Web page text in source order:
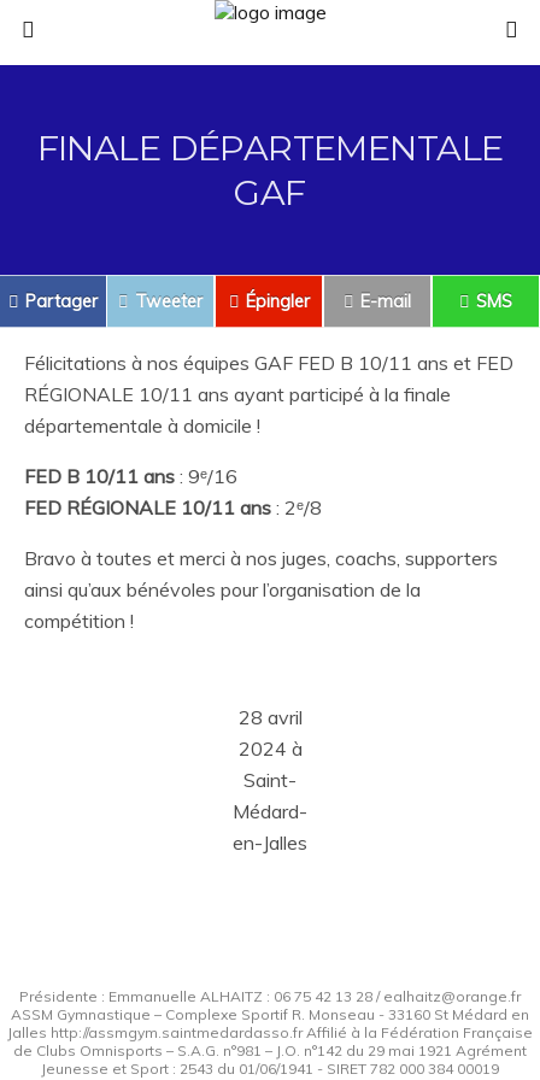
FINALE DÉPARTEMENTALE
GAF
Partager Tweeter Épingler E-mail SMS
Félicitations à nos équipes GAF FED B 10/11 ans et FED
RÉGIONALE 10/11 ans ayant participé à la finale
départementale à domicile !
FED B 10/11 ans : 9ᵉ/16
FED RÉGIONALE 10/11 ans : 2ᵉ/8
Bravo à toutes et merci à nos juges, coachs, supporters
ainsi qu’aux bénévoles pour l’organisation de la
compétition !
28 avril
2024 à
Saint-
Médard-
en-Jalles
Présidente : Emmanuelle ALHAITZ : 06 75 42 13 28 / ealhaitz@orange.fr
ASSM Gymnastique – Complexe Sportif R. Monseau - 33160 St Médard en
Jalles http://assmgym.saintmedardasso.fr Affilié à la Fédération Française
de Clubs Omnisports – S.A.G. n°981 – J.O. n°142 du 29 mai 1921 Agrément
Jeunesse et Sport : 2543 du 01/06/1941 - SIRET 782 000 384 00019